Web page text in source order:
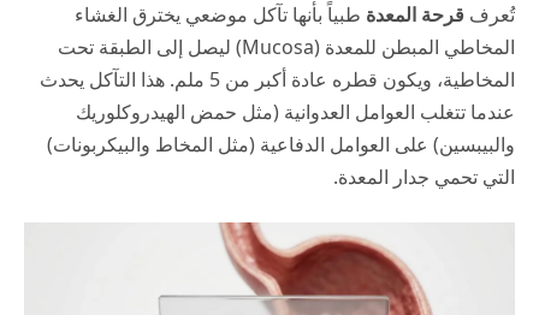
تُعرف قرحة المعدة طبياً بأنها تآكل موضعي يخترق الغشاء
المخاطي المبطن للمعدة (Mucosa) ليصل إلى الطبقة تحت
المخاطية، ويكون قطره عادة أكبر من 5 ملم. هذا التآكل يحدث
عندما تتغلب العوامل العدوانية (مثل حمض الهيدروكلوريك
والبيبسين) على العوامل الدفاعية (مثل المخاط والبيكربونات)
التي تحمي جدار المعدة.